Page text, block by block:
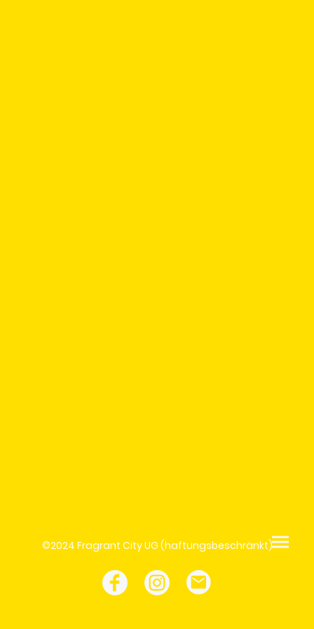
©2024 Fragrant City UG (haftungsbeschränkt)